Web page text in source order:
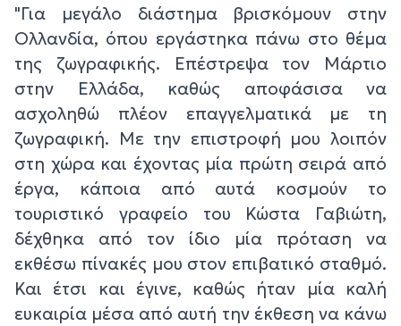
"Για μεγάλο διάστημα βρισκόμουν στην
Ολλανδία, όπου εργάστηκα πάνω στο θέμα
της ζωγραφικής. Επέστρεψα τον Μάρτιο
στην Ελλάδα, καθώς αποφάσισα να
ασχοληθώ πλέον επαγγελματικά με τη
ζωγραφική. Με την επιστροφή μου λοιπόν
στη χώρα και έχοντας μία πρώτη σειρά από
έργα, κάποια από αυτά κοσμούν το
τουριστικό γραφείο του Κώστα Γαβιώτη,
δέχθηκα από τον ίδιο μία πρόταση να
εκθέσω πίνακές μου στον επιβατικό σταθμό.
Και έτσι και έγινε, καθώς ήταν μία καλή
ευκαιρία μέσα από αυτή την έκθεση να κάνω